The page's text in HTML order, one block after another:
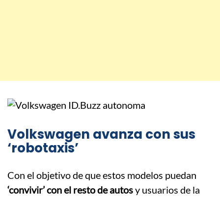
Volkswagen avanza con sus
‘robotaxis’
Con el objetivo de que estos modelos puedan
‘convivir’ con el resto de autosy usuarios de la